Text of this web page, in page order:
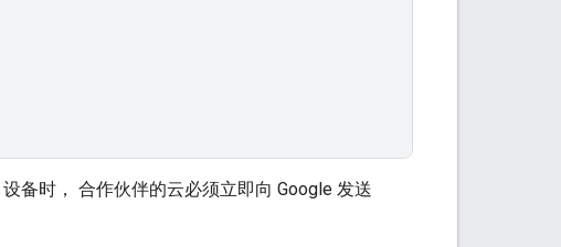
设备时， 合作伙伴的云必须立即向 Google 发送